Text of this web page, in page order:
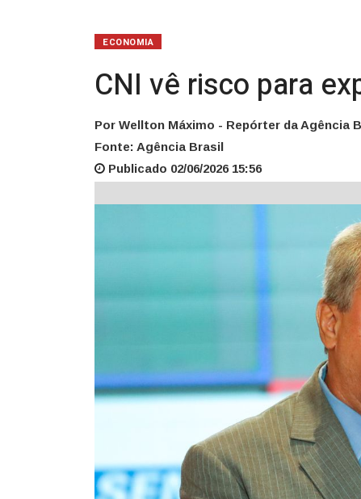
ECONOMIA
CNI vê risco para
Por Wellton Máximo - Repórter da Agência
Fonte: Agência Brasil
Publicado 02/06/2026 15:56